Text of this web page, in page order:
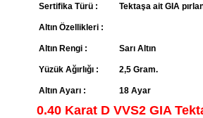
Sertifika Türü : Tektaşa ait GIA
Altın Özellikleri :
Altın Rengi : Sarı Altın
Yüzük Ağırlığı : 2,5 Gram.
Altın Ayarı : 18 Ayar
0.40 Karat D VVS2 GIA